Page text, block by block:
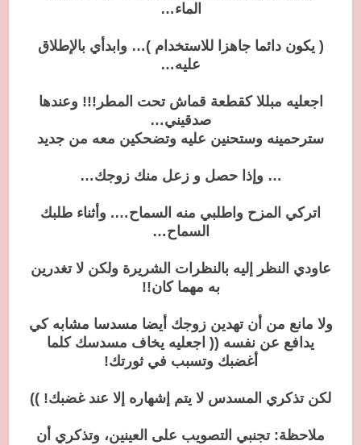
الماء…
( يكون دائما جاهزا للاستخدام )… وابدأي بالإطلاق
عليه…
اجعليه مبللا كقطعة قماش تحت المطر!!! وعندها
صدقيني…
سترحمينه وستحنين عليه وتضحكين معه من جديد
… وإذا حصل و زعل منك زوجك…
اتركي المزح واطلبي منه السماح…. وأثناء طلبك
السماح…
عاودي النظر إليه بالنظرات الشريرة ولكن لا تغدرين
به مهما كان!!
ولا مانع من أن تهدين زوجك أيضا مسدسا مشابه كي
يدافع عن نفسه (( اجعليه يخاف مسدسك كلما
أغضبك وتسبب في ثورتك!
لكن تذكري المسدس لا يتم إشهاره إلا عند غضبك! ))
ملاحظة: تجنبي التصويب على العينين، وتذكري أن